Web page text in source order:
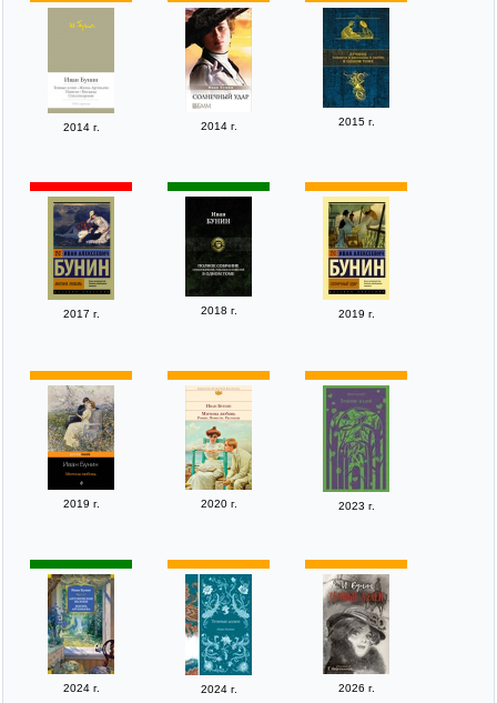
2014 г. 2014 г. 2015 г.
2017 г. 2018 г. 2019 г.
2019 г. 2020 г. 2023 г.
2024 г. 2024 г. 2026 г.